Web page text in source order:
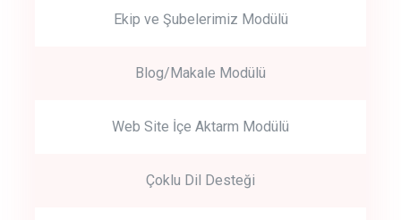
Ekip ve Şubelerimiz Modülü
Blog/Makale Modülü
Web Site İçe Aktarm Modülü
Çoklu Dil Desteği